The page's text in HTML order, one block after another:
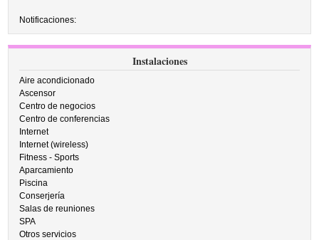
Notificaciones:
Instalaciones
Aire acondicionado
Ascensor
Centro de negocios
Centro de conferencias
Internet
Internet (wireless)
Fitness - Sports
Aparcamiento
Piscina
Conserjería
Salas de reuniones
SPA
Otros servicios